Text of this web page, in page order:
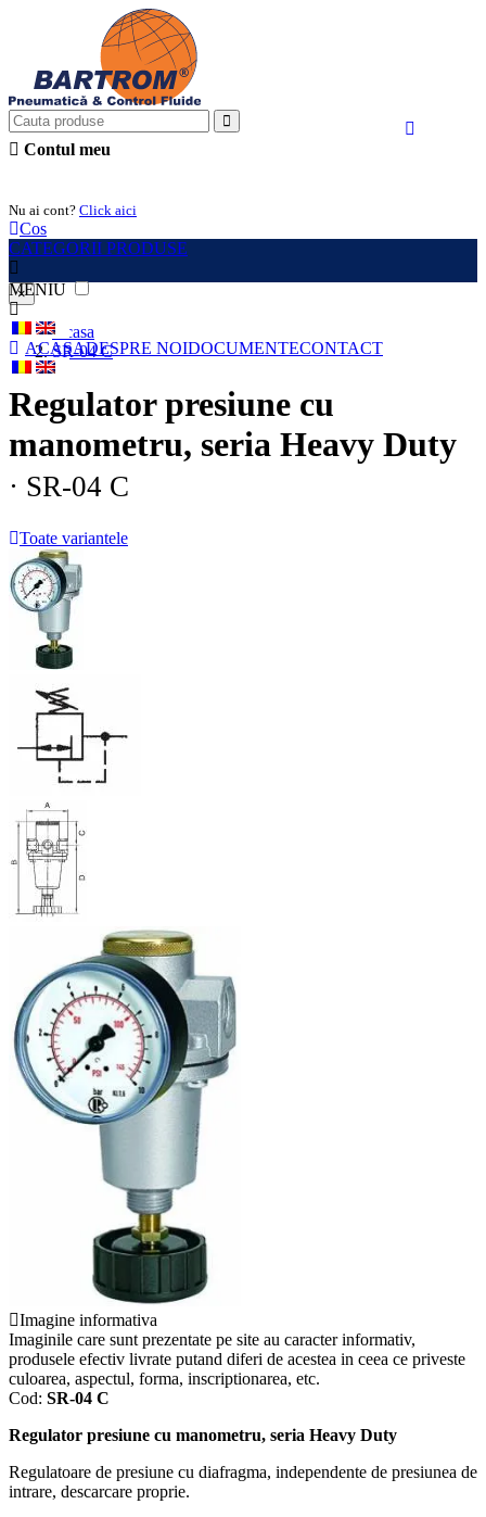
Contul meu
Nu ai cont? Click aici
Cos
CATEGORII PRODUSE
MENIU
ACASADESPRE NOIDOCUMENTECONTACT
×
Acasa
SR-04 C
Regulator presiune cu
manometru, seria Heavy Duty
· SR-04 C
Toate variantele
Imagine informativa
Imaginile care sunt prezentate pe site au caracter informativ,
produsele efectiv livrate putand diferi de acestea in ceea ce priveste
culoarea, aspectul, forma, inscriptionarea, etc.
Cod: SR-04 C
Regulator presiune cu manometru, seria Heavy Duty
Regulatoare de presiune cu diafragma, independente de presiunea de
intrare, descarcare proprie.